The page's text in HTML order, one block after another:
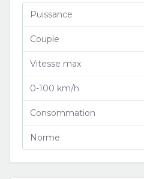
Puissance
Couple
Vitesse max
0-100 km/h
Consommation
Norme